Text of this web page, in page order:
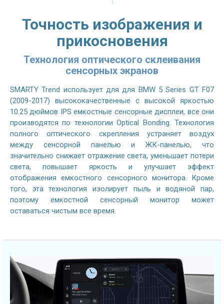
Точность изображения и
прикосновения
Технология оптического склеивания
сенсорных экранов
SMARTY Trend использует для для BMW 5 Series GT F07
(2009-2017) высококачественные с высокой яркостью
10.25 дюймов IPS емкостные сенсорные дисплеи, все они
производятся по технологии Optical Bonding. Технология
полного оптического скрепления устраняет воздух
между сенсорной панелью и ЖК-панелью, что
значительно снижает отражение света, уменьшает потери
света, повышает яркость и улучшает эффект
отображения емкостного сенсорного монитора. Кроме
того, эта технология изолирует пыль и водяной пар,
поэтому емкостной сенсорный монитор может
оставаться чистым все время.